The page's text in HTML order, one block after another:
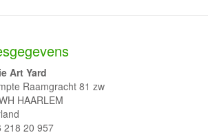
Art Yard
Raamgracht 81 zw
HAARLEM
218 20 957